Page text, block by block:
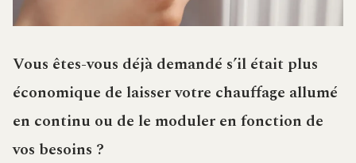
Vous êtes-vous déjà demandé s’il était plus
économique de laisser votre chauffage allumé
en continu ou de le moduler en fonction de
vos besoins ?